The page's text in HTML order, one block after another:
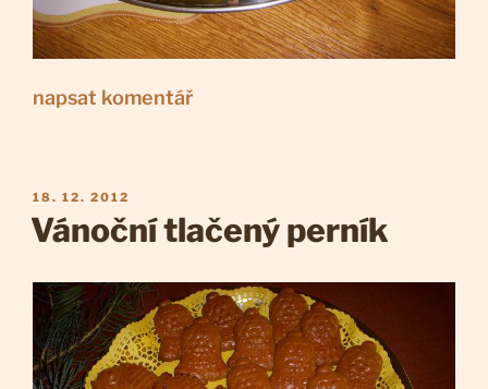
napsat komentář
PUBLIKOVÁNO
18. 12. 2012
Vánoční tlačený perník